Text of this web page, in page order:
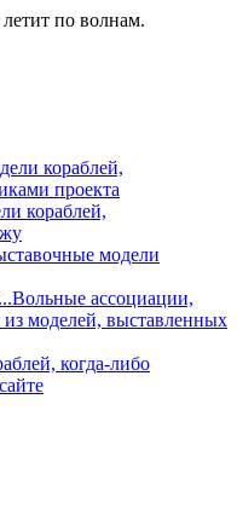
по волнам.
кораблей,
проекта
кораблей,
модели
Вольные ассоциации,
моделей, выставленных
когда-либо